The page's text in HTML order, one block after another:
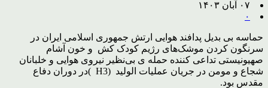
۰۷ آبان ۱۴۰۳
۰
حماسه بی بدیل پدافند هوایی ارتش جمهوری اسلامی ایران در
سرنگون کردن موشک‌های رژیم کودک کش و خون آشام
صهیونیستی تداعی کننده حمله ی بی‌نظیر نیروی هوایی و خلبانان
شجاع و مومن در جریان عملیات الولید (H3 )در دوران دفاع
مقدس بود.